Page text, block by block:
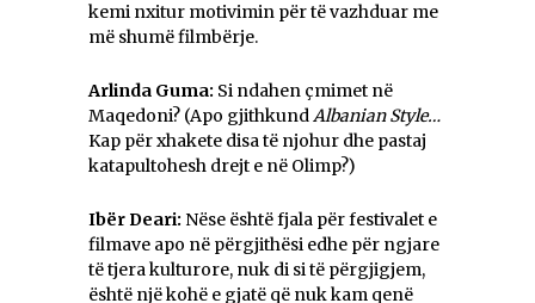
kemi nxitur motivimin për të vazhduar me
më shumë filmbërje.
Arlinda Guma: Si ndahen çmimet në
Maqedoni? (Apo gjithkundAlbanian Style…
Kap për xhakete disa të njohur dhe pastaj
katapultohesh drejt e në Olimp?)
Ibër Deari: Nëse është fjala për festivalet e
filmave apo në përgjithësi edhe për ngjare
të tjera kulturore, nuk di si të përgjigjem,
është një kohë e gjatë që nuk kam qenë